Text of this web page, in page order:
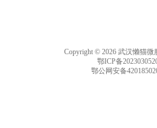
Copyright © 2026 武汉懒猫微
鄂ICP备
鄂公网安备